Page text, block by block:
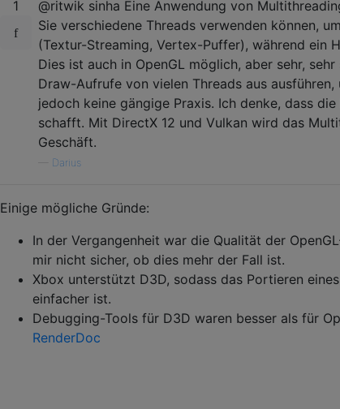
1
@ritwik sinha Eine Anwendung von
Sie verschiedene Threads verwenden können,
(Textur-Streaming, Vertex-Puffer), während ein
Dies ist auch in OpenGL möglich, aber sehr,
Draw-Aufrufe von vielen Threads aus
jedoch keine gängige Praxis. Ich denke, dass
schafft. Mit DirectX 12 und Vulkan wird das
Geschäft.
Darius
Einige mögliche Gründe:
In der Vergangenheit war die Qualität der
mir nicht sicher, ob dies mehr der Fall ist.
Xbox unterstützt D3D, sodass das Portieren
einfacher ist.
Debugging-Tools für D3D waren besser als für
RenderDoc